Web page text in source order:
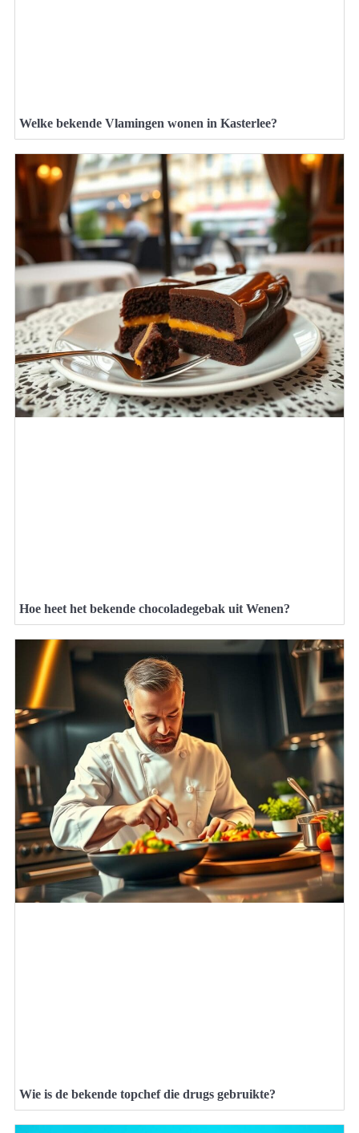
Welke bekende Vlamingen wonen in Kasterlee?
Hoe heet het bekende chocoladegebak uit Wenen?
Wie is de bekende topchef die drugs gebruikte?